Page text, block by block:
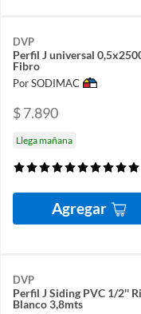
DVP
Perfil J universal
Fibro
Por SODIMAC
$ 7.890
Llega mañana
Agregar
DVP
Perfil J Siding PVC 1/2''
Blanco 3,8mts